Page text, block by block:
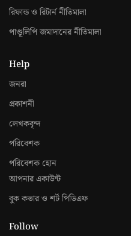
রিফান্ড ও রিটার্ন নীতিমালা
পাণ্ডূলিপি জমাদানের নীতিমালা
Help
জনরা
প্রকাশনী
লেখকবৃন্দ
পরিবেশক
পরিবেশক হোন
আপনার একাউন্ট
বুক কভার ও শর্ট পিডিএফ
Follow